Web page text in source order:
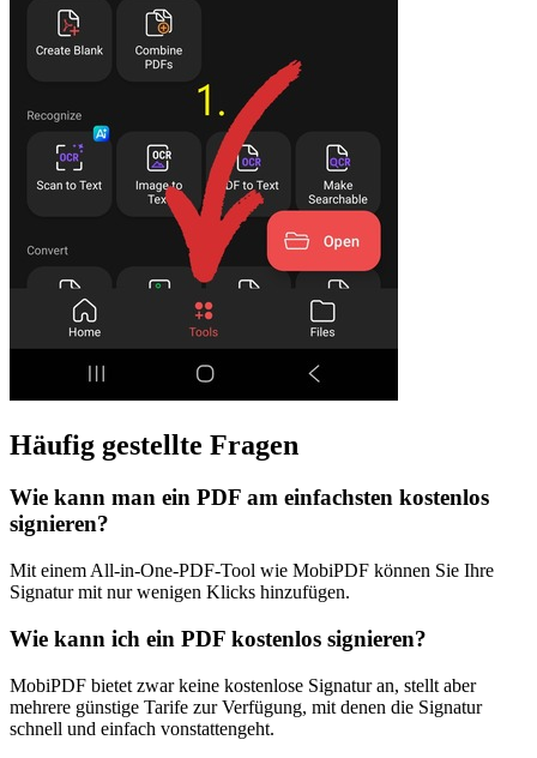
Häufig gestellte Fragen
Wie kann man ein PDF am einfachsten kostenlos
signieren?
Mit einem All-in-One-PDF-Tool wie MobiPDF können Sie Ihre
Signatur mit nur wenigen Klicks hinzufügen.
Wie kann ich ein PDF kostenlos signieren?
MobiPDF bietet zwar keine kostenlose Signatur an, stellt aber
mehrere günstige Tarife zur Verfügung, mit denen die Signatur
schnell und einfach vonstattengeht.